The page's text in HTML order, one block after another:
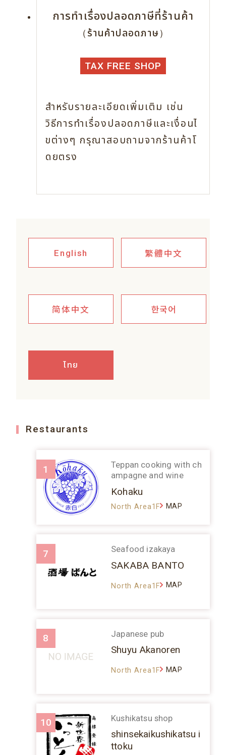
การทำเรื่องปลอดภาษีที่ร้านค้า
（ร้านค้าปลอดภาษ）
TAX FREE SHOP
สำหรับรายละเอียดเพิ่มเติม เช่น
วิธีการทำเรื่องปลอดภาษีและเงื่อนไ
ขต่างๆ กรุณาสอบถามจากร้านค้าโ
ดยตรง
English 繁體中文
简体中文 한국어
ไทย
Restaurants
1
Teppan cooking with ch
ampagne and wine
Kohaku
North Area1F MAP
7 Seafood izakaya
SAKABA BANTO
North Area1F MAP
8 Japanese pub
Shuyu Akanoren
North Area1F MAP
10 Kushikatsu shop
shinsekaikushikatsu i
ttoku